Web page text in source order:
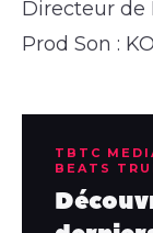
Directeur de
Prod Son :
TBTC
BEATS